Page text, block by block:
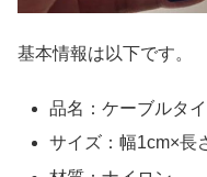
基本情報は以下です。
品名：ケーブルタ
サイズ：幅1cm×長